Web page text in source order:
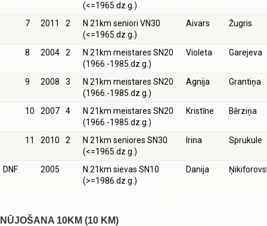
(<=1965.dz.g.)
7 2011 2
N 21km seniori VN30
(<=1965.dz.g.)
Aivars Žugris
8 2004 2
N 21km meistares SN20
(1966.-1985.dz.g.)
Violeta Garejeva
9 2008 3
N 21km meistares SN20
(1966.-1985.dz.g.)
Agnija Grantiņa
10 2007 4
N 21km meistares SN20
(1966.-1985.dz.g.)
Kristīne Bērziņa
11 2010 2
N 21km seniores SN30
(<=1965.dz.g.)
Irina Sprukule
DNF 2005
N 21km sievas SN10
(>=1986.dz.g.)
Danija
NŪJOŠANA 10KM (10 KM)